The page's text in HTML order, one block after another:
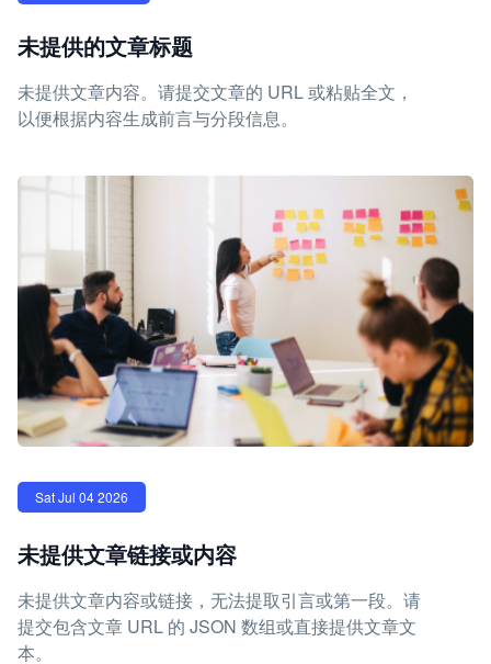
未提供的文章标题
未提供文章内容。请提交文章的 URL 或粘贴全文，
以便根据内容生成前言与分段信息。
Sat Jul 04 2026
未提供文章链接或内容
未提供文章内容或链接，无法提取引言或第一段。请
提交包含文章 URL 的 JSON 数组或直接提供文章文
本。